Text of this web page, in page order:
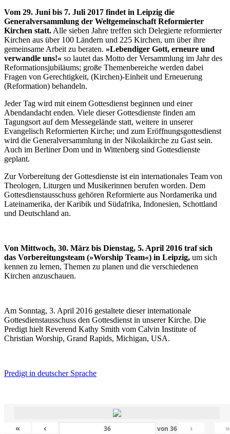
Vom 29. Juni bis 7. Juli 2017 findet in Leipzig die
Generalversammlung der Weltgemeinschaft Reformierter
Kirchen statt.Alle sieben Jahre treffen sich Delegierte reformierter
Kirchen aus über 100 Ländern und 225 Kirchen, um über ihre
gemeinsame Arbeit zu beraten. »Lebendiger Gott, erneure und
verwandle uns!« so lautet das Motto der Versammlung im Jahr des
Reformationsjubiläums; große Themenbereiche werden dabei
Fragen von Gerechtigkeit, (Kirchen)-Einheit und Erneuerung
(Reformation) behandeln.
Jeder Tag wird mit einem Gottesdienst beginnen und einer
Abendandacht enden. Viele dieser Gottesdienste finden am
Tagungsort auf dem Messegelände statt, weitere in unserer
Evangelisch Reformierten Kirche; und zum Eröffnungsgottesdienst
wird die Generalversammlung in der Nikolaikirche zu Gast sein.
Auch im Berliner Dom und in Wittenberg sind Gottesdienste
geplant.
Zur Vorbereitung der Gottesdienste ist ein internationales Team von
Theologen, Liturgen und Musikerinnen berufen worden. Dem
Gottesdienstausschuss gehören Reformierte aus Nordamerika und
Lateinamerika, der Karibik und Südafrika, Indonesien, Schottland
und Deutschland an.
Von Mittwoch, 30. März bis Dienstag, 5. April 2016 traf sich
das Vorbereitungsteam (»Worship Team«) in Leipzig, um sich
kennen zu lernen, Themen zu planen und die verschiedenen
Kirchen anzuschauen.
Am Sonntag, 3. April 2016 gestaltete dieser internationale
Gottesdienstausschuss den Gottesdienst in unserer Kirche. Die
Predigt hielt Reverend Kathy Smith vom Calvin Institute of
Christian Worship, Grand Rapids, Michigan, USA.
Predigt in deutscher Sprache
« ‹ von36 › »